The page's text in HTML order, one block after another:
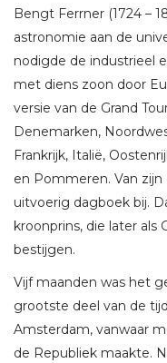
Bengt Ferrner (1724 –
astronomie aan de
nodigde de industrieel
met diens zoon door
versie van de Grand
Denemarken,
Frankrijk, Italië,
en Pommeren. Van
uitvoerig dagboek bij.
kroonprins, die later
bestijgen.
Vijf maanden was het
grootste deel van de
Amsterdam, vanwaar
de Republiek maakte.